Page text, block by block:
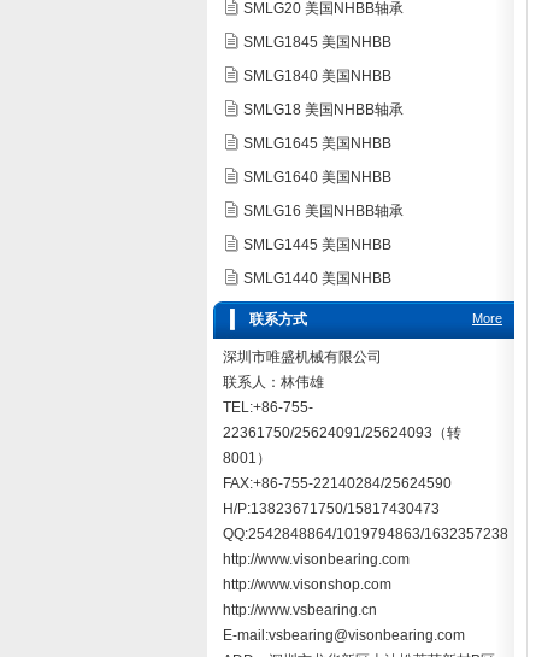
SMLG20 美国NHBB轴承
SMLG1845 美国NHBB
SMLG1840 美国NHBB
SMLG18 美国NHBB轴承
SMLG1645 美国NHBB
SMLG1640 美国NHBB
SMLG16 美国NHBB轴承
SMLG1445 美国NHBB
SMLG1440 美国NHBB
More
联系方式
深圳市唯盛机械有限公司
联系人：林伟雄
TEL:+86-755-
22361750/25624091/25624093（转
8001）
FAX:+86-755-22140284/25624590
H/P:13823671750/15817430473
QQ:2542848864/1019794863/1632357238
http://www.visonbearing.com
http://www.visonshop.com
http://www.vsbearing.cn
E-mail:vsbearing@visonbearing.com